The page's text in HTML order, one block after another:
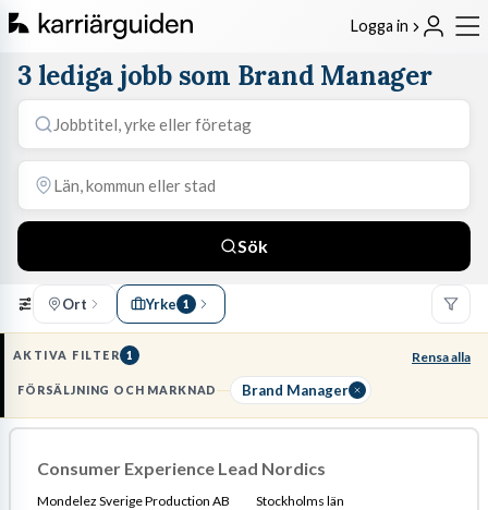
Logga in
3 lediga jobb som Brand Manager
Sök
Ort Yrke 1
AKTIVA FILTER 1 Rensa alla
FÖRSÄLJNING OCH MARKNAD Brand Manager
Consumer Experience Lead Nordics
Mondelez Sverige Production AB Stockholms län